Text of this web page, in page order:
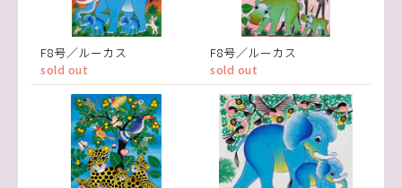
F8号／ルーカス
sold out
F8号／ルーカス
sold out